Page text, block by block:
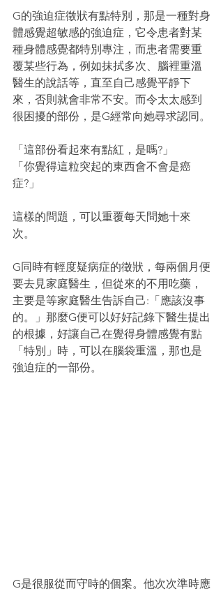
G的強迫症徵狀有點特別，那是一種對身
體感覺超敏感的強迫症，它令患者對某
種身體感覺都特別專注，而患者需要重
覆某些行為，例如抹拭多次、腦裡重溫
醫生的說話等，直至自己感覺平靜下
來，否則就會非常不安。而令太太感到
很困擾的部份，是G經常向她尋求認同。
「這部份看起來有點紅，是嗎?」
「你覺得這粒突起的東西會不會是癌
症?」
這樣的問題，可以重覆每天問她十來
次。
G同時有輕度疑病症的徵狀，每兩個月便
要去見家庭醫生，但從來的不用吃藥，
主要是等家庭醫生告訴自己:「應該沒事
的。」那麼G便可以好好記錄下醫生提出
的根據，好讓自己在覺得身體感覺有點
「特別」時，可以在腦袋重溫，那也是
強迫症的一部份。
G是很服從而守時的個案。他次次準時應